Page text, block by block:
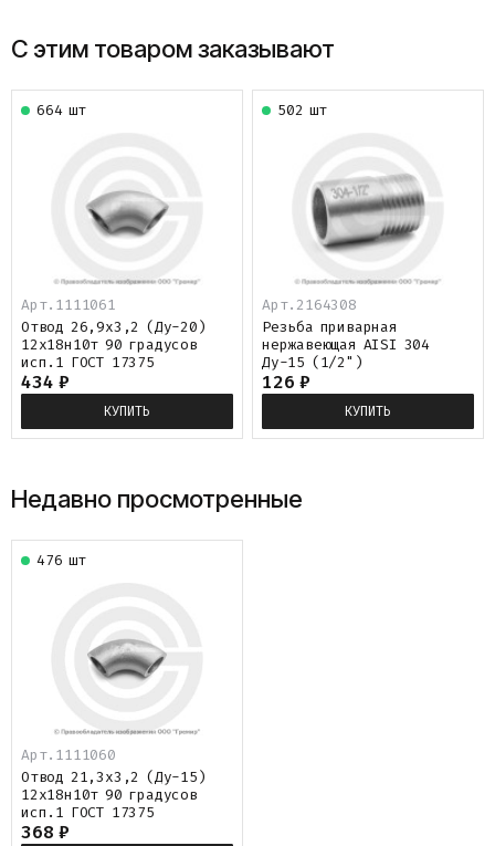
С этим товаром заказывают
Арт.1111061
664 шт
Отвод 26,9х3,2 (Ду-20)
12х18н10т 90 градусов
исп.1 ГОСТ 17375
434 ₽
КУПИТЬ
Арт.2164308
502 шт
Резьба приварная
нержавеющая AISI 304
Ду-15 (1/2")
126 ₽
КУПИТЬ
Недавно просмотренные
Арт. 1111060
476 шт
Отвод 21,3х3,2 (Ду-15)
12х18н10т 90 градусов
исп.1 ГОСТ 17375
368 ₽